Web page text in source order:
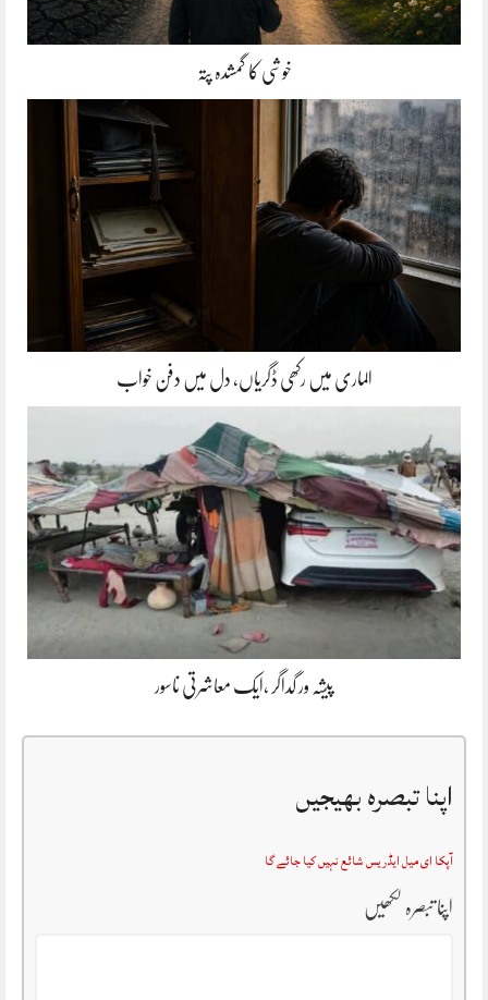
خوشی کا گمشدہ پتہ
الماری میں رکھی ڈگریاں، دل میں دفن خواب
پیشہ ور گداگر ،ایک معاشرتی ناسور
اپنا تبصرہ بھیجیں
آپکا ای میل ایڈریس شائع نہیں کیا جائے گا
اپنا تبصرہ لکھیں